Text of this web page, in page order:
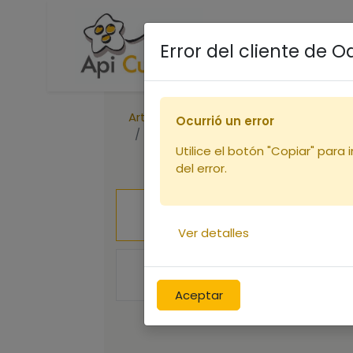
Accueil Boutique
Articles
Nourrissement et élevage
Error del cliente de
Aceptar
Ocurrió un error
Utilice el botón "Copiar" para
del error.
Ver detalles